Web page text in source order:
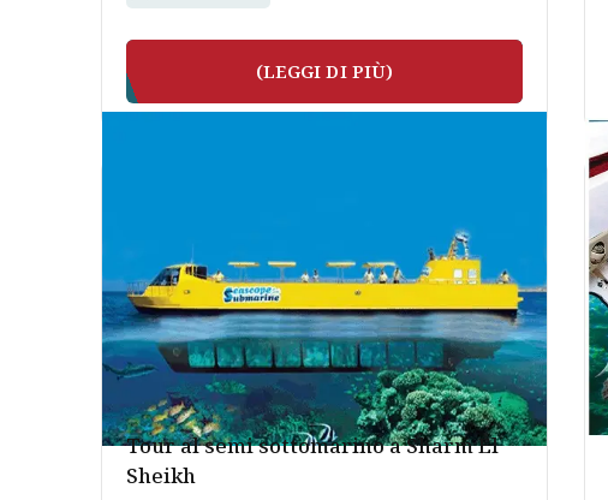
(LEGGI DI PIÙ)
Tour al semi sottomarino a Sharm El
Sheikh